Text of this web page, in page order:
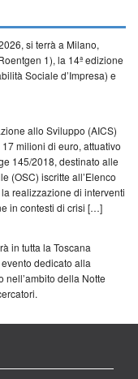
si terrà a Milano,
1), la 14ª edizione
Sociale d’Impresa) e
allo Sviluppo (AICS)
milioni di euro, attuativo
145/2018, destinato alle
(OSC) iscritte all’Elenco
realizzazione di interventi
in contesti di crisi […]
in tutta la Toscana
evento dedicato alla
della Notte